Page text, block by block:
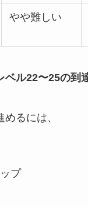
やや難しい
ベル22〜25の到
るには、
プ